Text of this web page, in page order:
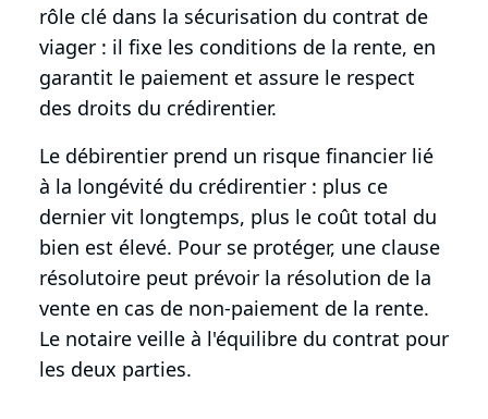
rôle clé dans la sécurisation du contrat de
viager : il fixe les conditions de la rente, en
garantit le paiement et assure le respect
des droits du crédirentier.
Le débirentier prend un risque financier lié
à la longévité du crédirentier : plus ce
dernier vit longtemps, plus le coût total du
bien est élevé. Pour se protéger, une clause
résolutoire peut prévoir la résolution de la
vente en cas de non-paiement de la rente.
Le notaire veille à l'équilibre du contrat pour
les deux parties.